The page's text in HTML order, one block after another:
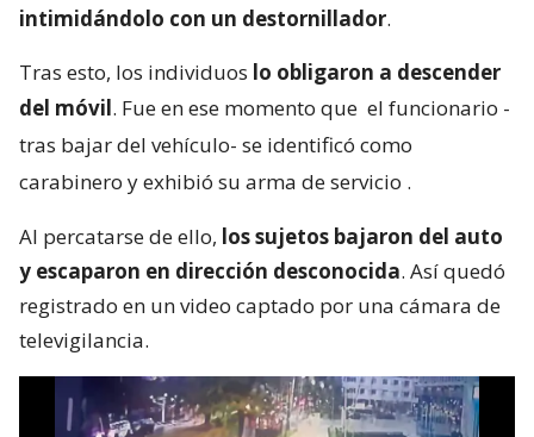
intimidándolo con un destornillador.
Tras esto, los individuos lo obligaron a descender
del móvil. Fue en ese momento que el funcionario -
tras bajar del vehículo- se identificó como
carabinero y exhibió su arma de servicio .
Al percatarse de ello, los sujetos bajaron del auto
y escaparon en dirección desconocida. Así quedó
registrado en un video captado por una cámara de
televigilancia.